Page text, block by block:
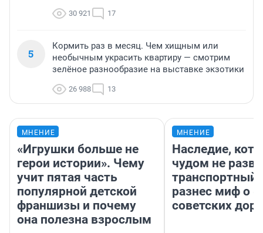
30 921 17
5
Кормить раз в месяц. Чем хищным или
необычным украсить квартиру — смотрим
зелёное разнообразие на выставке экзотики
26 988 13
МНЕНИЕ
«Игрушки больше не
герои истории». Чему
учит пятая часть
популярной детской
франшизы и почему
она полезна взрослым
МНЕНИЕ
Наследие,
чудом не
транспортный
разнес миф о
советских